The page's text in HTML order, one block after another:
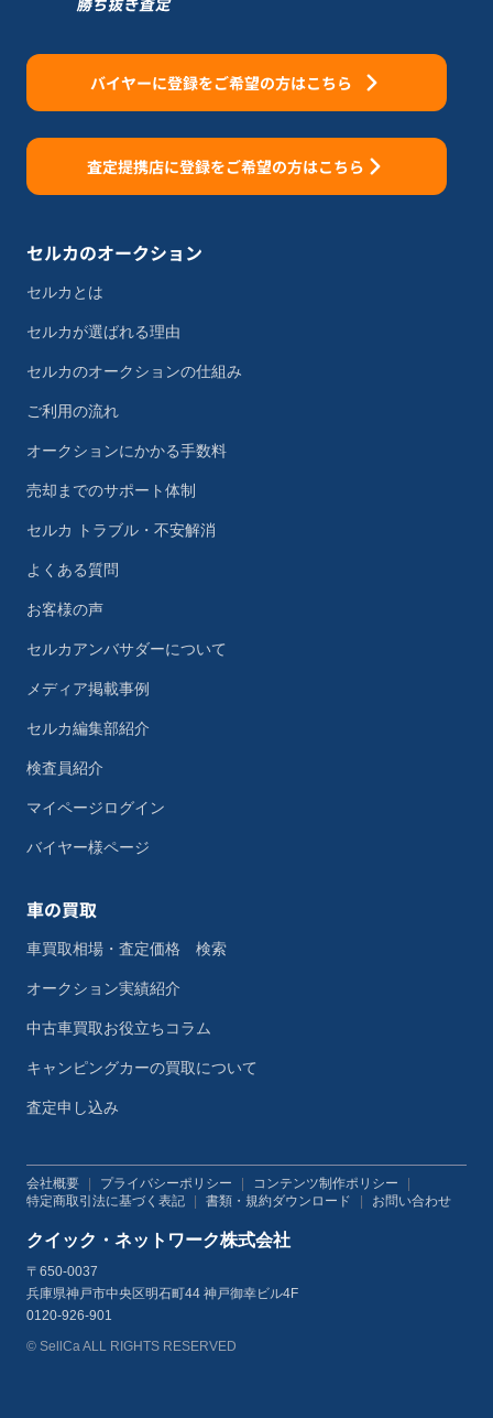
バイヤーに登録をご希望の方はこちら
査定提携店に登録をご希望の方はこちら
セルカのオークション
セルカとは
セルカが選ばれる理由
セルカのオークションの仕組み
ご利用の流れ
オークションにかかる手数料
売却までのサポート体制
セルカ トラブル・不安解消
よくある質問
お客様の声
セルカアンバサダーについて
メディア掲載事例
セルカ編集部紹介
検査員紹介
マイページログイン
バイヤー様ページ
車の買取
車買取相場・査定価格 検索
オークション実績紹介
中古車買取お役立ちコラム
キャンピングカーの買取について
査定申し込み
会社概要 プライバシーポリシー コンテンツ制作ポリシー
特定商取引法に基づく表記
書類・規約ダウンロード お問い合わせ
クイック・ネットワーク株式会社
〒650-0037
兵庫県神戸市中央区明石町44 神戸御幸ビル4F
0120-926-901
© SellCa ALL RIGHTS RESERVED